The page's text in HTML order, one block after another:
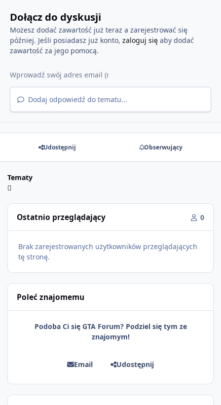
Dołącz do dyskusji
Możesz dodać zawartość już teraz a zarejestrować się
później. Jeśli posiadasz już konto, zaloguj sięaby dodać
zawartość za jego pomocą.
Dodaj odpowiedź do tematu...
Udostępnij Obserwujący
Tematy
Ostatnio przeglądający 0
Brak zarejestrowanych użytkowników przeglądających
tę stronę.
Poleć znajomemu
Podoba Ci się GTA Forum? Podziel się tym ze
znajomym!
Email Udostępnij